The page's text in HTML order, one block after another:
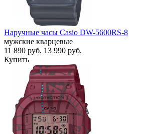
Наручные часы Casio DW-5600RS-8
мужские кварцевые
11 890 руб. 13 990 руб.
Купить